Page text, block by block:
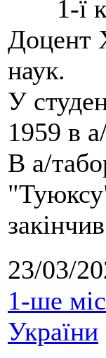
1-ї
Доцент
наук.
У
1959 в
В а/
23/03/
1-ше
України